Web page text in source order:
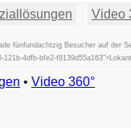
Video
fünfundachtzig Besucher auf der
4dfb-bfe2-
• Video 360°